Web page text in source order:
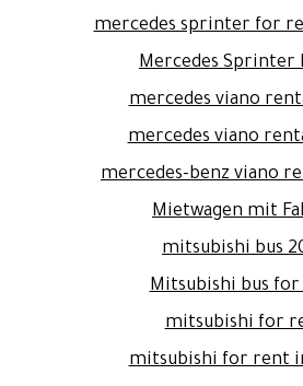
mercedes sprinter for
Mercedes Sprinter
mercedes viano
mercedes viano
mercedes-benz viano
Mietwagen mit
mitsubishi bus
Mitsubishi bus
mitsubishi for
mitsubishi for rent